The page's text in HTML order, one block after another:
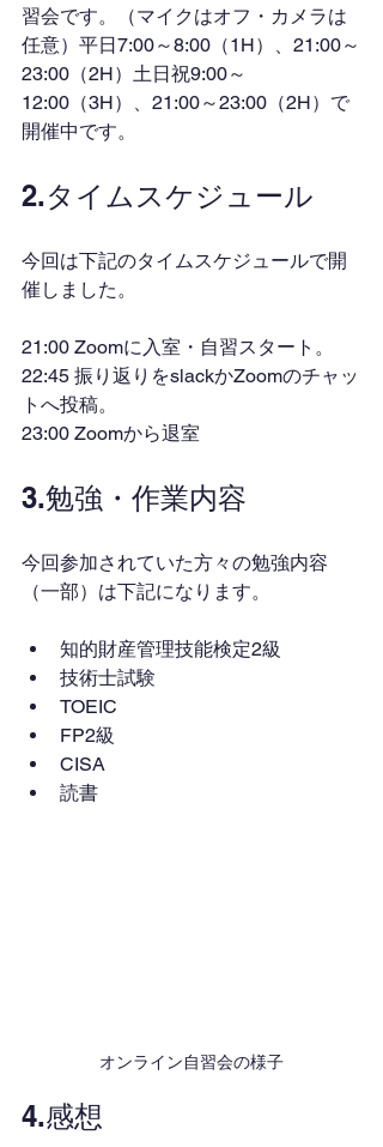
習会です。（マイクはオフ・カメラは
任意）平日7:00～8:00（1H）、21:00～
23:00（2H）土日祝9:00～
12:00（3H）、21:00～23:00（2H）で
開催中です。
2.タイムスケジュール
今回は下記のタイムスケジュールで開
催しました。
21:00 Zoomに入室・自習スタート。
22:45 振り返りをslackかZoomのチャッ
トへ投稿。
23:00 Zoomから退室
3.勉強・作業内容
今回参加されていた方々の勉強内容
（一部）は下記になります。
知的財産管理技能検定2級
技術士試験
TOEIC
FP2級
CISA
読書
オンライン自習会の様子
4.感想